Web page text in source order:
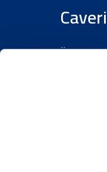
Österreich
© 2026